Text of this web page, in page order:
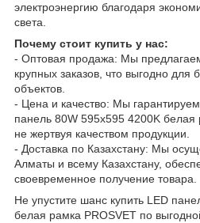
электроэнергию благодаря
света.
Почему стоит купить у нас:
- Оптовая продажа: Мы
крупных заказов, что выгодно для
объектов.
- Цена и качество: Мы
панель 80W 595x595 4200K белая
не жертвуя качеством продукции.
- Доставка по Казахстану: Мы
Алматы и всему Казахстану,
своевременное получение товара.
Не упустите шанс купить LED
белая рамка PROSVET по